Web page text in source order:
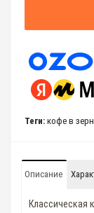
Теги: кофе в
Описание
Классическая